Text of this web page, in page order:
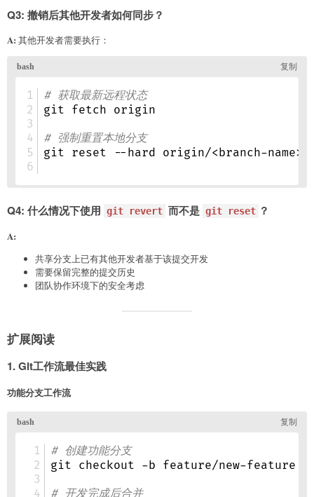
Q3: 撤销后其他开发者如何同步？
A: 其他开发者需要执行：
Q4: 什么情况下使用 git revert 而不是 git reset ？
A:
共享分支上已有其他开发者基于该提交开发
需要保留完整的提交历史
团队协作环境下的安全考虑
扩展阅读
1. Git工作流最佳实践
功能分支工作流